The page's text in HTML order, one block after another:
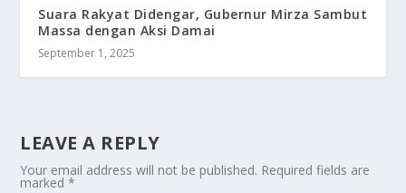
Suara Rakyat Didengar, Gubernur Mirza Sambut
Massa dengan Aksi Damai
September 1, 2025
LEAVE A REPLY
Your email address will not be published. Required fields are
marked*